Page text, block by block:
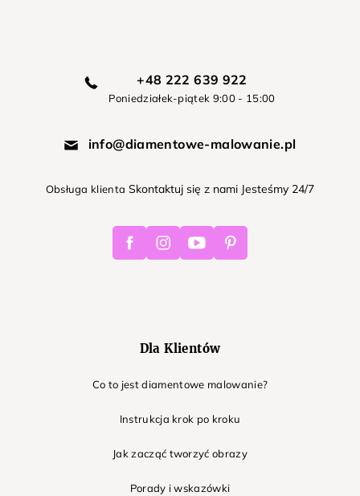
+48 222 639 922
Poniedziałek-piątek 9:00 - 15:00
info@diamentowe-malowanie.pl
Obsługa klienta Skontaktuj się z nami Jesteśmy 24/7
FacebookInstagramYoutube Pinterest
Dla Klientów
Co to jest diamentowe malowanie?
Instrukcja krok po kroku
Jak zacząć tworzyć obrazy
Porady i wskazówki